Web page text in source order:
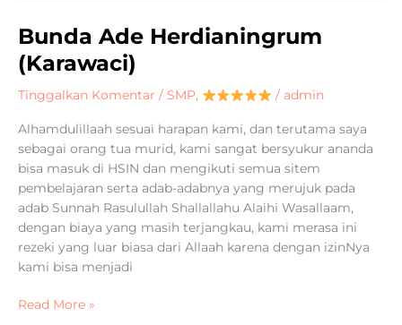
Bunda Ade Herdianingrum
(Karawaci)
Tinggalkan Komentar / SMP, / admin
Alhamdulillaah sesuai harapan kami, dan terutama saya
sebagai orang tua murid, kami sangat bersyukur ananda
bisa masuk di HSIN dan mengikuti semua sitem
pembelajaran serta adab-adabnya yang merujuk pada
adab Sunnah Rasulullah Shallallahu Alaihi Wasallaam,
dengan biaya yang masih terjangkau, kami merasa ini
rezeki yang luar biasa dari Allaah karena dengan izinNya
kami bisa menjadi
Bunda
Ade
Herdianingrum
(Karawaci)
Read More »